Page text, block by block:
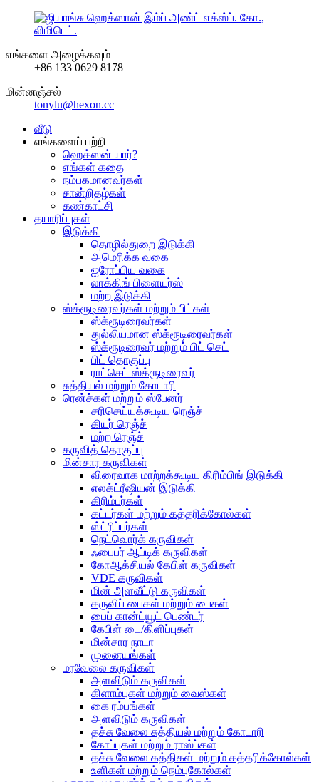
எங்களை அழைக்கவும்
+86 133 0629 8178
மின்னஞ்சல்
tonylu@hexon.cc
வீடு
எங்களைப் பற்றி
ஹெக்ஸன் யார்?
எங்கள் கதை
நம்பகமானவர்கள்
சான்றிதழ்கள்
கண்காட்சி
தயாரிப்புகள்
இடுக்கி
தொழில்துறை இடுக்கி
அமெரிக்க வகை
ஐரோப்பிய வகை
லாக்கிங் பிளையர்ஸ்
மற்ற இடுக்கி
ஸ்க்ரூடிரைவர்கள் மற்றும் பிட்கள்
ஸ்க்ரூடிரைவர்கள்
துல்லியமான ஸ்க்ரூடிரைவர்கள்
ஸ்க்ரூடிரைவர் மற்றும் பிட் செட்
பிட் தொகுப்பு
ராட்செட் ஸ்க்ரூடிரைவர்
சுத்தியல் மற்றும் கோடாரி
ரென்ச்கள் மற்றும் ஸ்பேனர்
சரிசெய்யக்கூடிய ரெஞ்ச்
கியர் ரெஞ்ச்
மற்ற ரெஞ்ச்
கருவித் தொகுப்பு
மின்சார கருவிகள்
விரைவாக மாற்றக்கூடிய கிரிம்பிங் இடுக்கி
எலக்ட்ரீஷியன் இடுக்கி
கிரிம்பர்கள்
கட்டர்கள் மற்றும் கத்தரிக்கோல்கள்
ஸ்ட்ரிப்பர்கள்
நெட்வொர்க் கருவிகள்
ஃபைபர் ஆப்டிக் கருவிகள்
கோஆக்சியல் கேபிள் கருவிகள்
VDE கருவிகள்
மின் அளவீட்டு கருவிகள்
கருவிப் பைகள் மற்றும் பைகள்
பைப் கான்ட்யூட் பெண்டர்
கேபிள் டை/கிளிப்புகள்
மின்சார நாடா
முனையங்கள்
மரவேலை கருவிகள்
அளவிடும் கருவிகள்
கிளாம்புகள் மற்றும் வைஸ்கள்
கை ரம்பங்கள்
அளவிடும் கருவிகள்
தச்சு வேலை சுத்தியல் மற்றும் கோடாரி
கோப்புகள் மற்றும் ராஸ்ப்கள்
தச்சு வேலை கத்திகள் மற்றும் கத்தரிக்கோல்கள்
உளிகள் மற்றும் நெம்புகோல்கள்